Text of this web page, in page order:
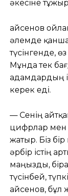
әкесіне
Қайсенов
әлемде
түсінгенде,
Мұнда тек
адамдардың
керек еді.
— Сенің
цифрлар мен
жатыр. Біз
әрбір істің
маңызды,
түсінбей,
Қайсенов,